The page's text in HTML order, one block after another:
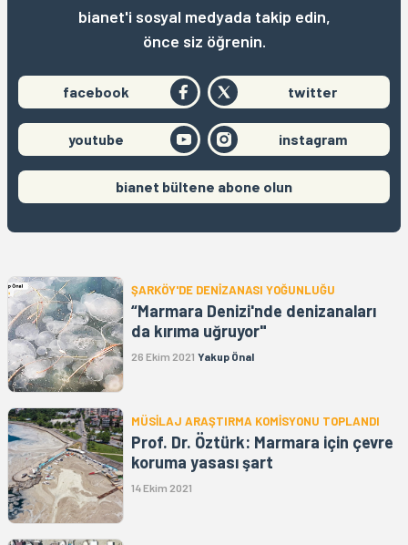
bianet'i sosyal medyada takip edin,
önce siz öğrenin.
facebook twitter
youtube instagram
bianet bültene abone olun
ŞARKÖY'DE DENİZANASI YOĞUNLUĞU
“Marmara Denizi'nde denizanaları
da kırıma uğruyor"
26 Ekim 2021 Yakup Önal
MÜSİLAJ ARAŞTIRMA KOMİSYONU TOPLANDI
Prof. Dr. Öztürk: Marmara için çevre
koruma yasası şart
14 Ekim 2021